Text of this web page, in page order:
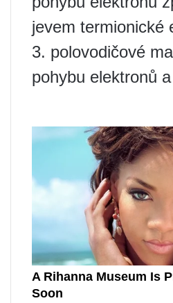
jevem termionické
3. polovodičové
pohybu elektronů